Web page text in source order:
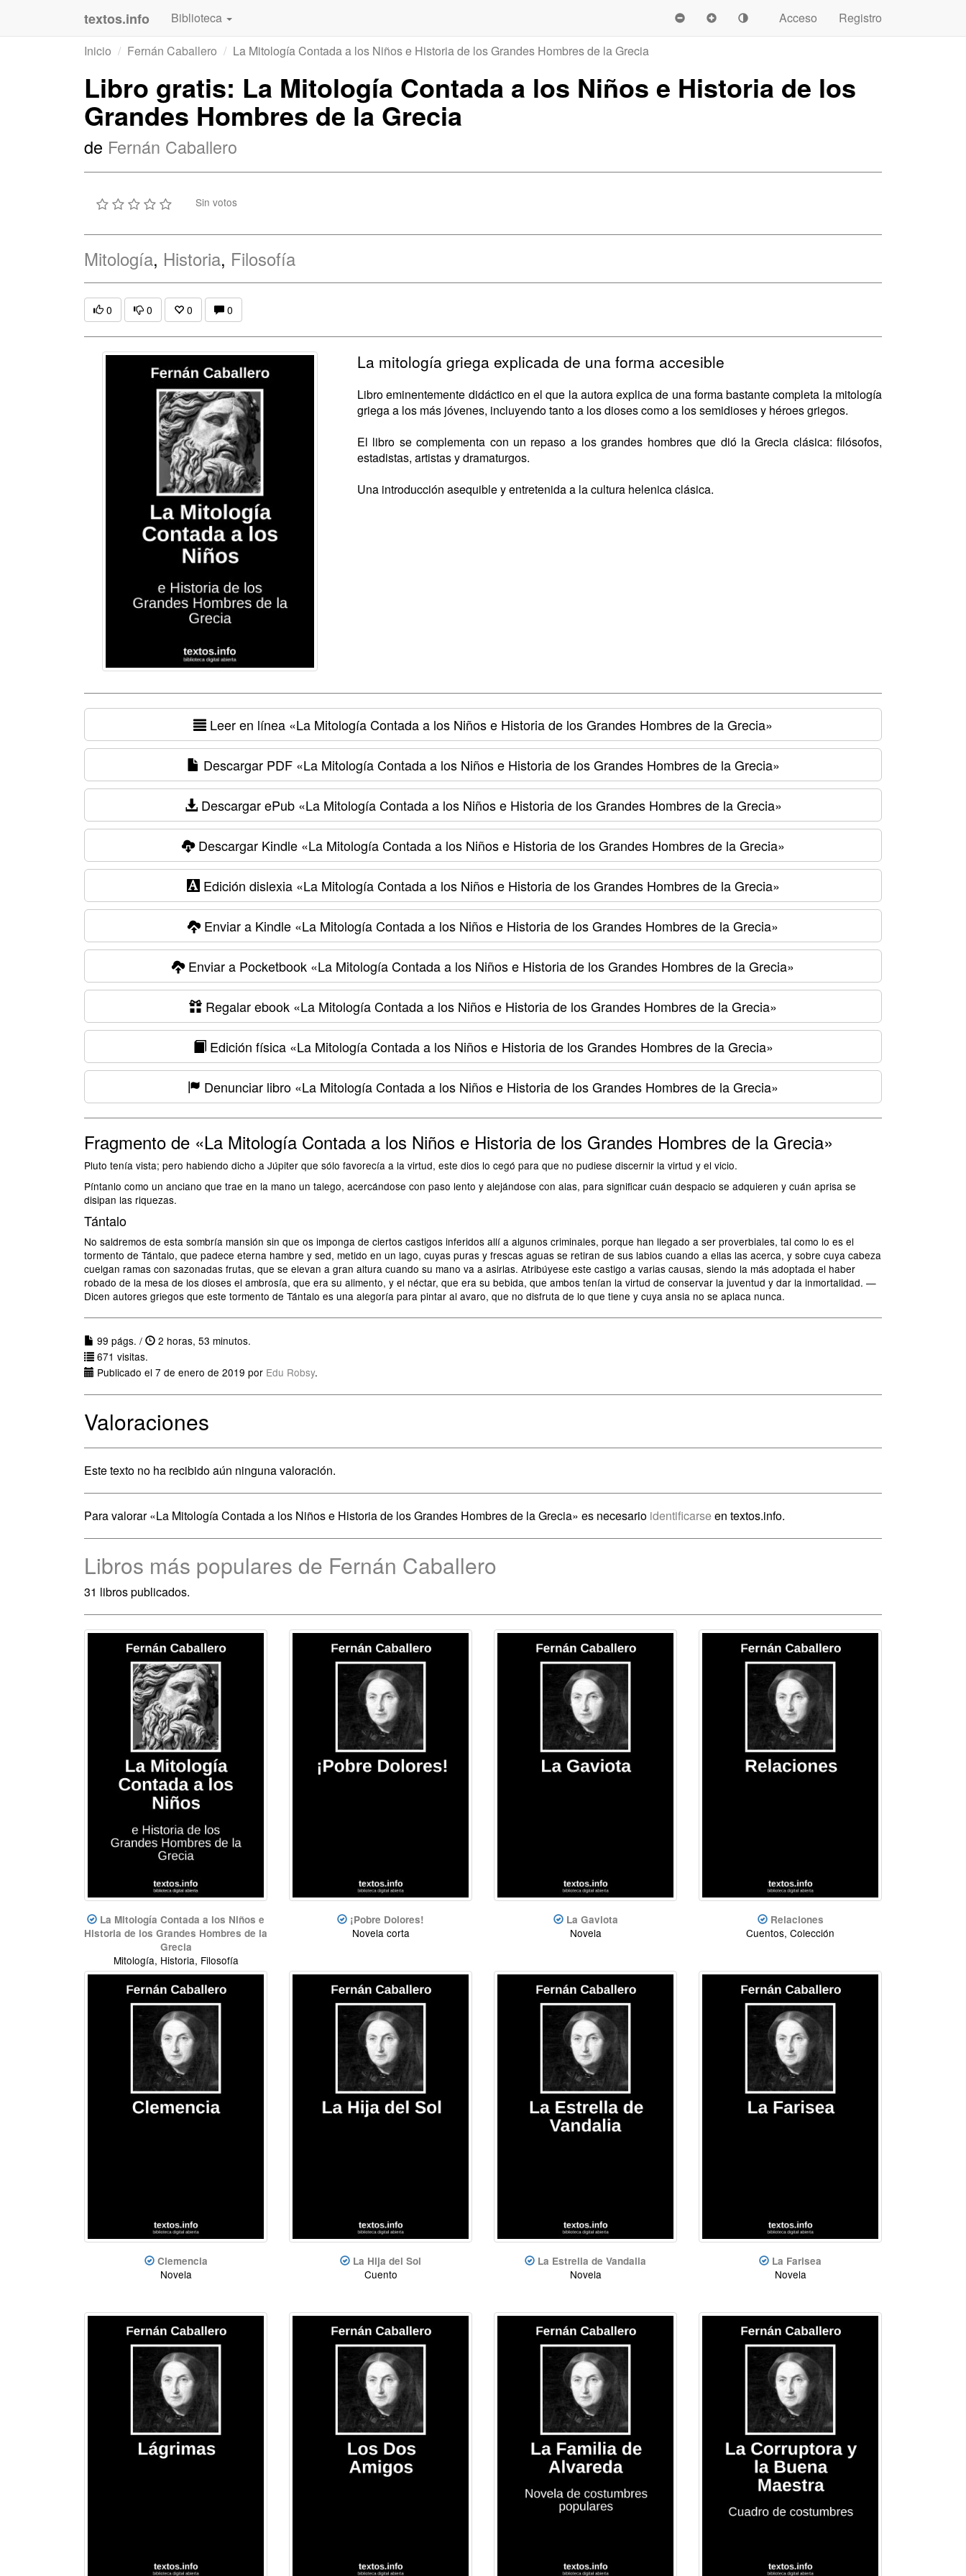
textos.info Biblioteca Acceso
Registro
Inicio
Fernán Caballero La Mitología Contada a los Niños e Historia de los Grandes Hombres de la Grecia
Libro gratis: La Mitología Contada a los Niños e Historia de los
Grandes Hombres de la Grecia
de Fernán Caballero
Sin votos
Mitología, Historia, Filosofía
0 0 0 0
La mitología griega explicada de una forma accesible
Libro eminentemente didáctico en el que la autora explica de una forma bastante completa la mitología
griega a los más jóvenes, incluyendo tanto a los dioses como a los semidioses y héroes griegos.
El libro se complementa con un repaso a los grandes hombres que dió la Grecia clásica: filósofos,
estadistas, artistas y dramaturgos.
Una introducción asequible y entretenida a la cultura helenica clásica.
Leer en línea «La Mitología Contada a los Niños e Historia de los Grandes Hombres de la Grecia»
Descargar PDF«La Mitología Contada a los Niños e Historia de los Grandes Hombres de la Grecia»
Descargar ePub«La Mitología Contada a los Niños e Historia de los Grandes Hombres de la Grecia»
Descargar Kindle«La Mitología Contada a los Niños e Historia de los Grandes Hombres de la Grecia»
Edición dislexia«La Mitología Contada a los Niños e Historia de los Grandes Hombres de la Grecia»
Enviar a Kindle «La Mitología Contada a los Niños e Historia de los Grandes Hombres de la Grecia»
Enviar a Pocketbook «La Mitología Contada a los Niños e Historia de los Grandes Hombres de la Grecia»
Regalar ebook «La Mitología Contada a los Niños e Historia de los Grandes Hombres de la Grecia»
Edición física«La Mitología Contada a los Niños e Historia de los Grandes Hombres de la Grecia»
Denunciar libro «La Mitología Contada a los Niños e Historia de los Grandes Hombres de la Grecia»
Fragmento de «La Mitología Contada a los Niños e Historia de los Grandes Hombres de la Grecia»
Pluto tenía vista; pero habiendo dicho a Júpiter que sólo favorecía a la virtud, este dios lo cegó para que no pudiese discernir la virtud y el vicio.
Píntanlo como un anciano que trae en la mano un talego, acercándose con paso lento y alejándose con alas, para significar cuán despacio se adquieren y cuán aprisa se
disipan las riquezas.
Tántalo
No saldremos de esta sombría mansión sin que os imponga de ciertos castigos inferidos allí a algunos criminales, porque han llegado a ser proverbiales, tal como lo es el
tormento de Tántalo, que padece eterna hambre y sed, metido en un lago, cuyas puras y frescas aguas se retiran de sus labios cuando a ellas las acerca, y sobre cuya cabeza
cuelgan ramas con sazonadas frutas, que se elevan a gran altura cuando su mano va a asirlas. Atribúyese este castigo a varias causas, siendo la más adoptada el haber
robado de la mesa de los dioses el ambrosía, que era su alimento, y el néctar, que era su bebida, que ambos tenían la virtud de conservar la juventud y dar la inmortalidad. —
Dicen autores griegos que este tormento de Tántalo es una alegoría para pintar al avaro, que no disfruta de lo que tiene y cuya ansia no se aplaca nunca.
99 págs. /
2 horas, 53 minutos.
671 visitas.
Publicado el 7 de enero de 2019 por Edu Robsy.
Valoraciones
Este texto no ha recibido aún ninguna valoración.
Para valorar «La Mitología Contada a los Niños e Historia de los Grandes Hombres de la Grecia» es necesario identificarse en textos.info.
Libros más populares de Fernán Caballero
31 libros publicados.
La Mitología Contada a los Niños e
Historia de los Grandes Hombres de la
Grecia
Mitología, Historia, Filosofía
¡Pobre Dolores!
Novela corta
La Gaviota
Novela
Relaciones
Cuentos, Colección
Clemencia
Novela
La Hija del Sol
Cuento
La Estrella de Vandalia
Novela
La Farisea
Novela